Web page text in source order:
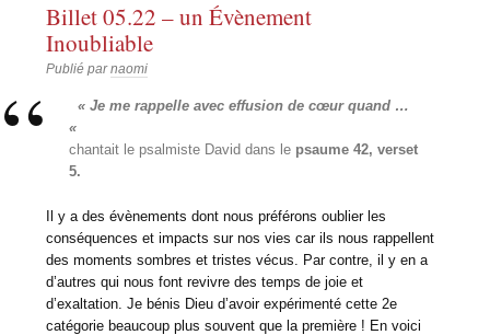
Billet 05.22 – un Évènement
Inoubliable
Publié parnaomi
« Je me rappelle avec effusion de cœur quand …
«
chantait le psalmiste David dans le psaume 42, verset
5.
Il y a des évènements dont nous préférons oublier les
conséquences et impacts sur nos vies car ils nous rappellent
des moments sombres et tristes vécus. Par contre, il y en a
d’autres qui nous font revivre des temps de joie et
d’exaltation. Je bénis Dieu d’avoir expérimenté cette 2e
catégorie beaucoup plus souvent que la première ! En voici